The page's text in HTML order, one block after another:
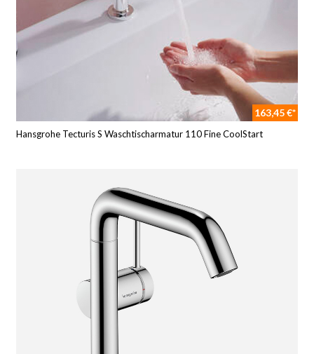
163,45 €*
Hansgrohe Tecturis S Waschtischarmatur 110 Fine CoolStart